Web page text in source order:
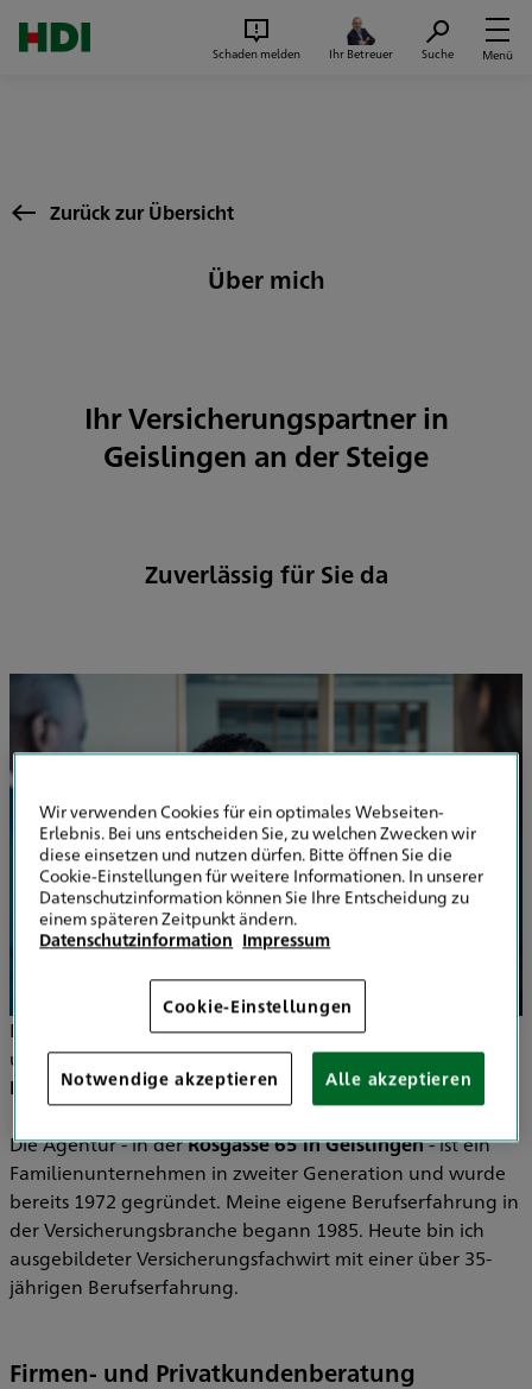
Schaden melden Ihr Betreuer Suche Menü
Zurück zur Übersicht
Über mich
Ihr Versicherungspartner in
Geislingen an der Steige
Zuverlässig für Sie da
Der Versicherungsmarkt ist umfangreich und vielfältig -
um hier den Durchblick zu behalten, stehe ich mit meiner
HDI Generalvertretunggern an Ihrer Seite.
Die Agentur - in derRösgasse 65 in Geislingen- ist ein
Familienunternehmen in zweiter Generation und wurde
bereits 1972 gegründet. Meine eigene Berufserfahrung in
der Versicherungsbranche begann 1985. Heute bin ich
ausgebildeter Versicherungsfachwirt mit einer über 35-
jährigen Berufserfahrung.
Firmen- und Privatkundenberatung
Wir verwenden Cookies für ein optimales Webseiten-
Erlebnis. Bei uns entscheiden Sie, zu welchen Zwecken wir
diese einsetzen und nutzen dürfen. Bitte öffnen Sie die
Cookie-Einstellungen für weitere Informationen. In unserer
Datenschutzinformation können Sie Ihre Entscheidung zu
einem späteren Zeitpunkt ändern.
Datenschutzinformation Impressum
Cookie-Einstellungen
Notwendige akzeptieren Alle akzeptieren